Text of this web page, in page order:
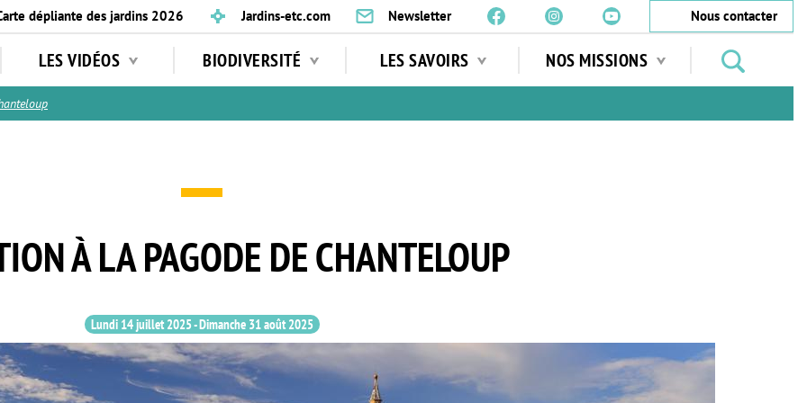
dépliante des jardins 2026 Jardins-etc.com Newsletter
Nous contacter
LES VIDÉOS BIODIVERSITÉ LES SAVOIRS NOS MISSIONS
jardins
À LA PAGODE DE CHANTELOUP
Lundi 14 juillet 2025-Dimanche 31 août 2025